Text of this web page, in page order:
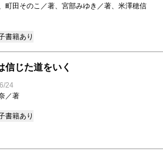
町田そのこ／著、宮部みゆき／著、米澤穂信
書籍あり
信じた道をいく
24
／著
書籍あり